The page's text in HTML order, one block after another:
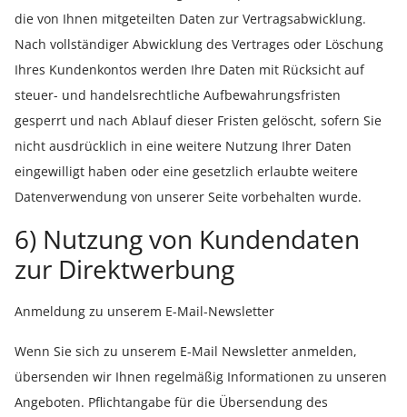
die von Ihnen mitgeteilten Daten zur Vertragsabwicklung.
Nach vollständiger Abwicklung des Vertrages oder Löschung
Ihres Kundenkontos werden Ihre Daten mit Rücksicht auf
steuer- und handelsrechtliche Aufbewahrungsfristen
gesperrt und nach Ablauf dieser Fristen gelöscht, sofern Sie
nicht ausdrücklich in eine weitere Nutzung Ihrer Daten
eingewilligt haben oder eine gesetzlich erlaubte weitere
Datenverwendung von unserer Seite vorbehalten wurde.
6) Nutzung von Kundendaten
zur Direktwerbung
Anmeldung zu unserem E-Mail-Newsletter
Wenn Sie sich zu unserem E-Mail Newsletter anmelden,
übersenden wir Ihnen regelmäßig Informationen zu unseren
Angeboten. Pflichtangabe für die Übersendung des